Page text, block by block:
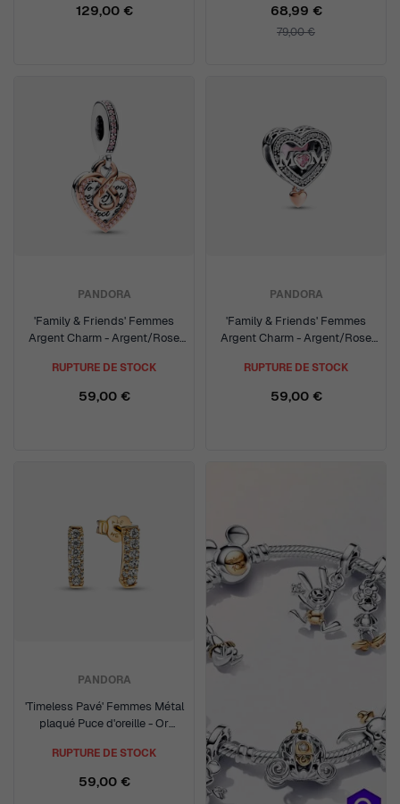
129,00 € 68,99 €
79,00 €
PANDORA
'Family & Friends' Femmes
Argent Charm - Argent/Rose
RUPTURE DE STOCK
59,00 €
PANDORA
'Family & Friends' Femmes
Argent Charm - Argent/Rose
RUPTURE DE STOCK
59,00 €
PANDORA
'Timeless Pavé' Femmes Métal
plaqué Puce d'oreille - Or
RUPTURE DE STOCK
59,00 €